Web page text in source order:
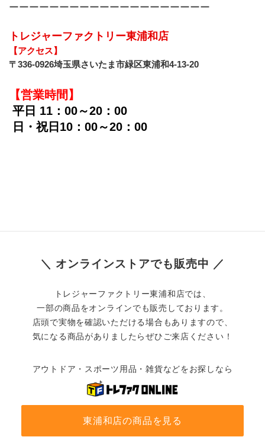
ーーーーーーーーーーーーーーーーーーーー
トレジャーファクトリー東浦和店
【アクセス】
〒336-0926埼玉県さいたま市緑区東浦和4-13-20
【営業時間】
平日 11：00～20：00
日・祝日10：00～20：00
＼ オンラインストアでも販売中 ／
トレジャーファクトリー東浦和店では、
一部の商品をオンラインでも販売しております。
店頭で実物を確認いただける場合もありますので、
気になる商品がありましたらぜひご来店ください！
アウトドア・スポーツ用品・雑貨などをお探しなら
東浦和店の商品を見る